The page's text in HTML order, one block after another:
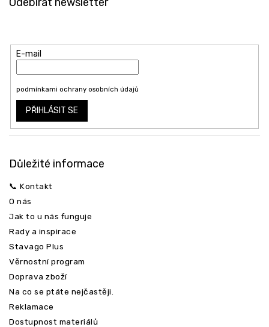
E-mail
podmínkami ochrany osobních údajů
PŘIHLÁSIT SE
Důležité informace
📞 Kontakt
O nás
Jak to u nás funguje
Rady a inspirace
Stavago Plus
Věrnostní program
Doprava zboží
Na co se ptáte nejčastěji.
Reklamace
Dostupnost materiálů